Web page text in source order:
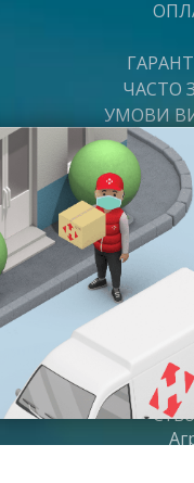
ЧАСТО
УМОВИ
Пн-